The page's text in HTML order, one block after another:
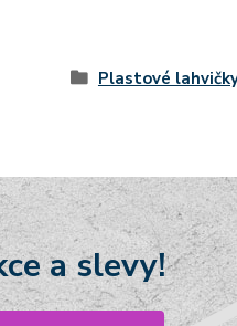
Plastové
a slevy!